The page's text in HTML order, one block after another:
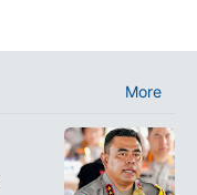
More